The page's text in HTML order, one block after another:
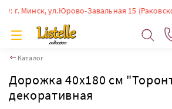
Минск, ул.Юрово-Завальная 15
Каталог
Дорожка 40х180 см
декоративная